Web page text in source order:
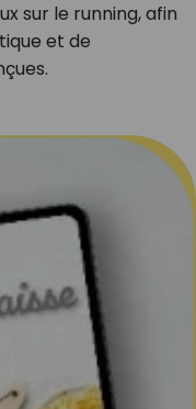
sur le running, afin
et de